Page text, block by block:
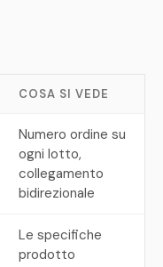
COSA SI VEDE
Numero ordine su
ogni lotto,
collegamento
bidirezionale
Le specifiche
prodotto